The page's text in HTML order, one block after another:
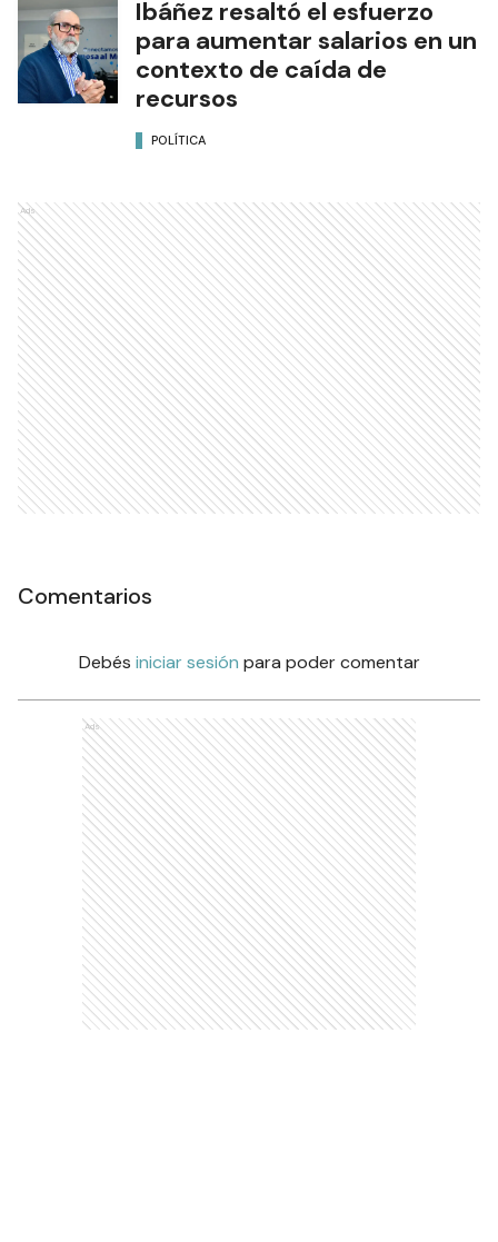
Ibáñez resaltó el esfuerzo
para aumentar salarios en un
contexto de caída de
recursos
POLÍTICA
Ads
Comentarios
Debés iniciar sesión para poder comentar
Ads